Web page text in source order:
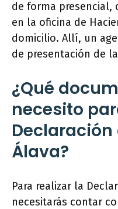
de forma presencial,
en la oficina de
domicilio. Allí, un
de presentación de
¿Qué
necesito
Declaración
Álava?
Para realizar la
necesitarás contar